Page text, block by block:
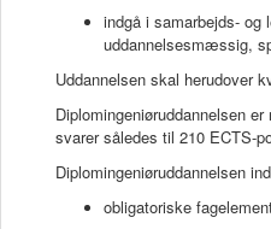
indgå i samarbejds-
uddannelsesmæssig,
Uddannelsen skal herudover
Diplomingeniøruddannelsen
svarer således til 210 ECTS-
Diplomingeniøruddannelsen
obligatoriske